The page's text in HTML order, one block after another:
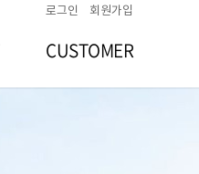
로그인 회원가입
CUSTOMER